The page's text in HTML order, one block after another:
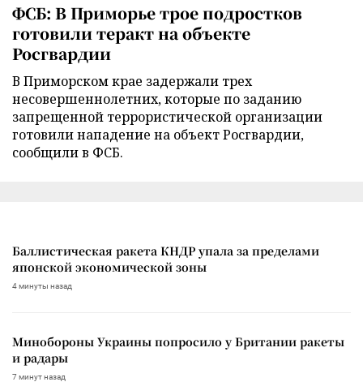
ФСБ: В Приморье трое подростков
готовили теракт на объекте
Росгвардии
В Приморском крае задержали трех
несовершеннолетних, которые по заданию
запрещенной террористической организации
готовили нападение на объект Росгвардии,
сообщили в ФСБ.
Баллистическая ракета КНДР упала за пределами
японской экономической зоны
4 минуты назад
Минобороны Украины попросило у Британии ракеты
и радары
7 минут назад